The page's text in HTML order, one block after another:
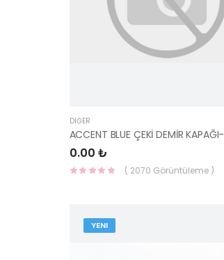
DIĞER
ACCENT BLUE ÇEKİ DEMİR KAPAĞI-
0.00 ₺
( 2070 Görüntüleme )
YENI